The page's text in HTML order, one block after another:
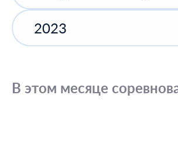
2023
В этом месяце